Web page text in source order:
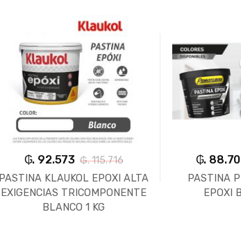
₲. 92.573 ₲. 115.716
PASTINA KLAUKOL EPOXI ALTA
EXIGENCIAS TRICOMPONENTE
BLANCO 1 KG
₲.
PASTINA
EPOXI